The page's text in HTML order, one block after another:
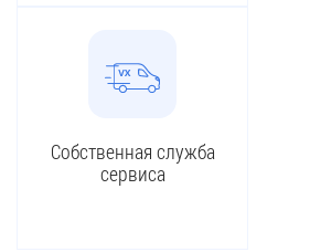
Собственная служба
сервиса